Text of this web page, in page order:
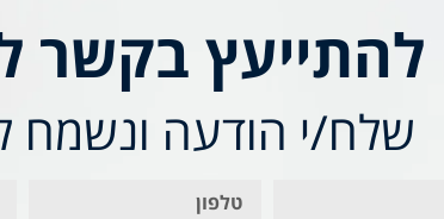
להתייעץ בקשר
שלח/י הודעה ונשמח